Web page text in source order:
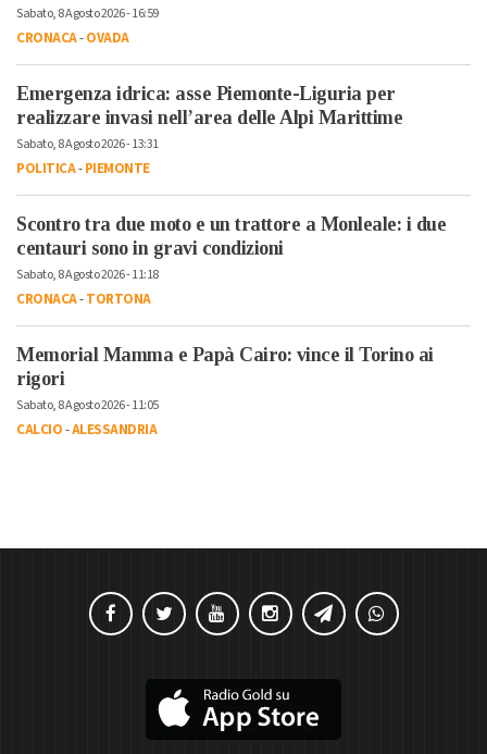
Sabato, 8 Agosto 2026 - 16:59
CRONACA-OVADA
Emergenza idrica: asse Piemonte-Liguria per
realizzare invasi nell’area delle Alpi Marittime
Sabato, 8 Agosto 2026 - 13:31
POLITICA-PIEMONTE
Scontro tra due moto e un trattore a Monleale: i due
centauri sono in gravi condizioni
Sabato, 8 Agosto 2026 - 11:18
CRONACA-TORTONA
Memorial Mamma e Papà Cairo: vince il Torino ai
rigori
Sabato, 8 Agosto 2026 - 11:05
CALCIO-ALESSANDRIA